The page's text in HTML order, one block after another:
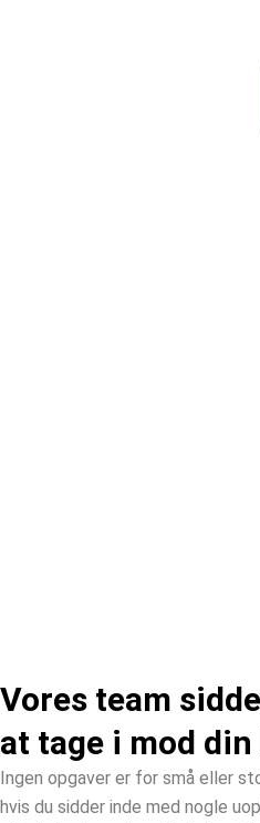
Vores team
at tage i mod
Ingen opgaver er for små eller
hvis du sidder inde med nogle